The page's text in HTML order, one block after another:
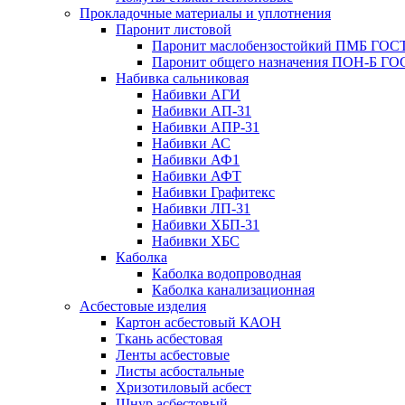
Прокладочные материалы и уплотнения
Паронит листовой
Паронит маслобензостойкий ПМБ
Паронит общего назначения ПОН-Б
Набивка сальниковая
Набивки АГИ
Набивки АП-31
Набивки АПР-31
Набивки АС
Набивки АФ1
Набивки АФТ
Набивки Графитекс
Набивки ЛП-31
Набивки ХБП-31
Набивки ХБС
Каболка
Каболка водопроводная
Каболка канализационная
Асбестовые изделия
Картон асбестовый КАОН
Ткань асбестовая
Ленты асбестовые
Листы асбостальные
Хризотиловый асбеcт